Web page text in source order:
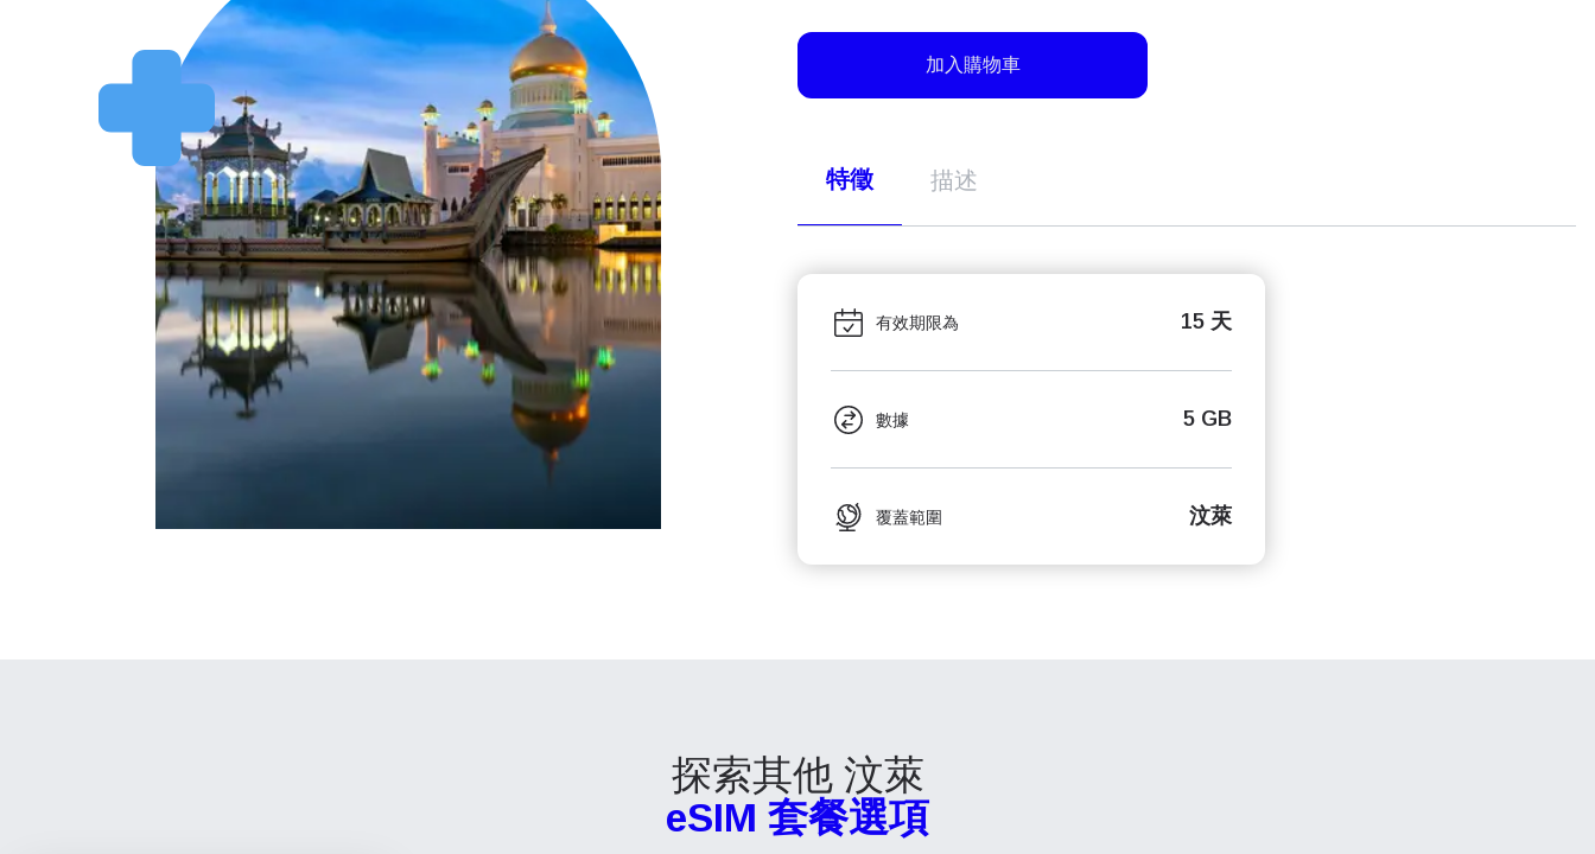
加入購物車
特徵 描述
有效期限為 15 天
數據 5 GB
覆蓋範圍 汶萊
探索其他 汶萊
eSIM 套餐選項